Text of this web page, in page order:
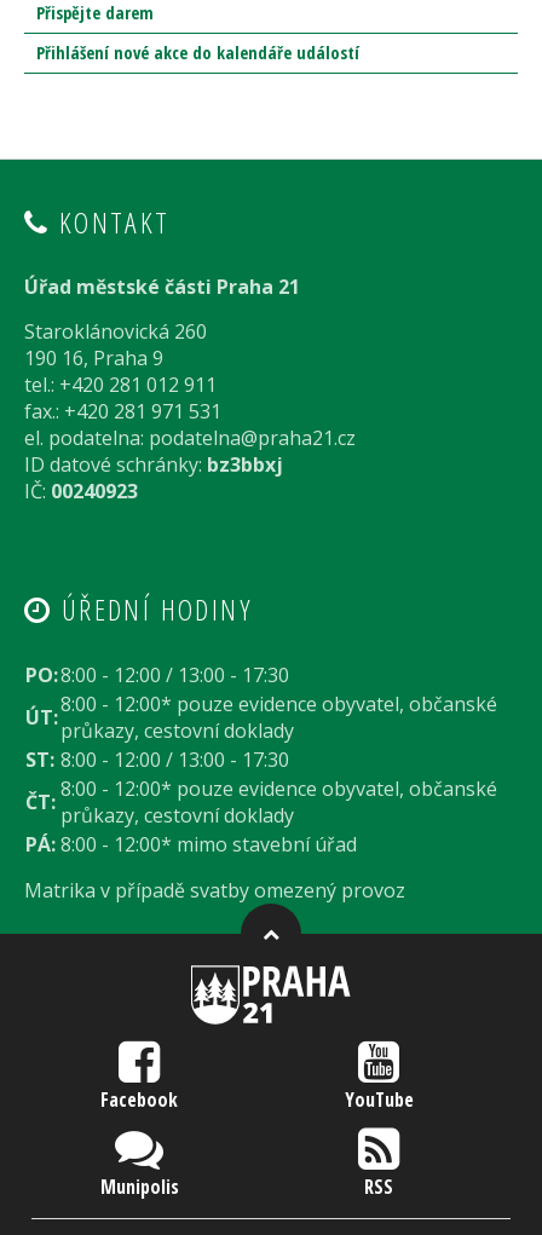
Přispějte darem
Přihlášení nové akce do kalendáře událostí
KONTAKT
Úřad městské části Praha 21
Staroklánovická 260
190 16, Praha 9
tel.: +420 281 012 911
fax.: +420 281 971 531
el. podatelna: podatelna@praha21.cz
ID datové schránky: bz3bbxj
IČ: 00240923
ÚŘEDNÍ HODINY
PO:8:00 - 12:00 / 13:00 - 17:30
ÚT:8:00 - 12:00* pouze evidence obyvatel, občanské
průkazy, cestovní doklady
ST: 8:00 - 12:00 / 13:00 - 17:30
ČT:8:00 - 12:00* pouze evidence obyvatel, občanské
průkazy, cestovní doklady
PÁ:8:00 - 12:00* mimo stavební úřad
Matrika v případě svatby omezený provoz
Facebook YouTube
Munipolis RSS